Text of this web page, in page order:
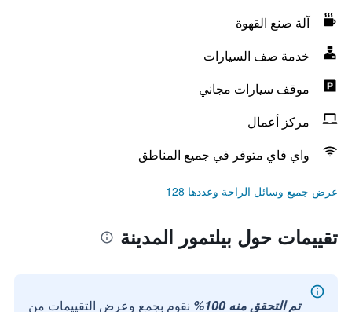
آلة صنع القهوة
خدمة صف السيارات
موقف سيارات مجاني
مركز أعمال
واي فاي متوفر في جميع المناطق
عرض جميع وسائل الراحة وعددها 128
تقييمات حول بيلتمور المدينة
تم التحقق منه 100% نقوم بجمع وعرض التقييمات من